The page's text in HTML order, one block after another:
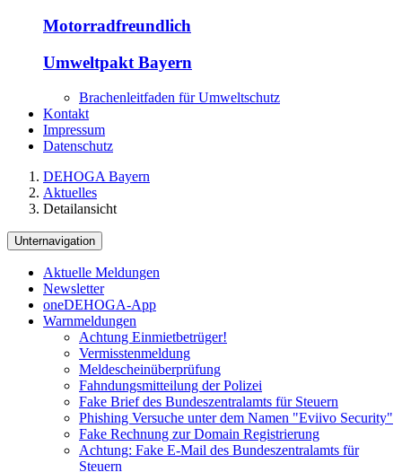
Motorradfreundlich
Umweltpakt Bayern
Brachenleitfaden für Umweltschutz
Kontakt
Impressum
Datenschutz
DEHOGA Bayern
Aktuelles
Detailansicht
Unternavigation
Aktuelle Meldungen
Newsletter
oneDEHOGA-App
Warnmeldungen
Achtung Einmietbetrüger!
Vermisstenmeldung
Meldescheinüberprüfung
Fahndungsmitteilung der Polizei
Fake Brief des Bundeszentralamts für Steuern
Phishing Versuche unter dem Namen "Eviivo Security"
Fake Rechnung zur Domain Registrierung
Achtung: Fake E-Mail des Bundeszentralamts für
Steuern